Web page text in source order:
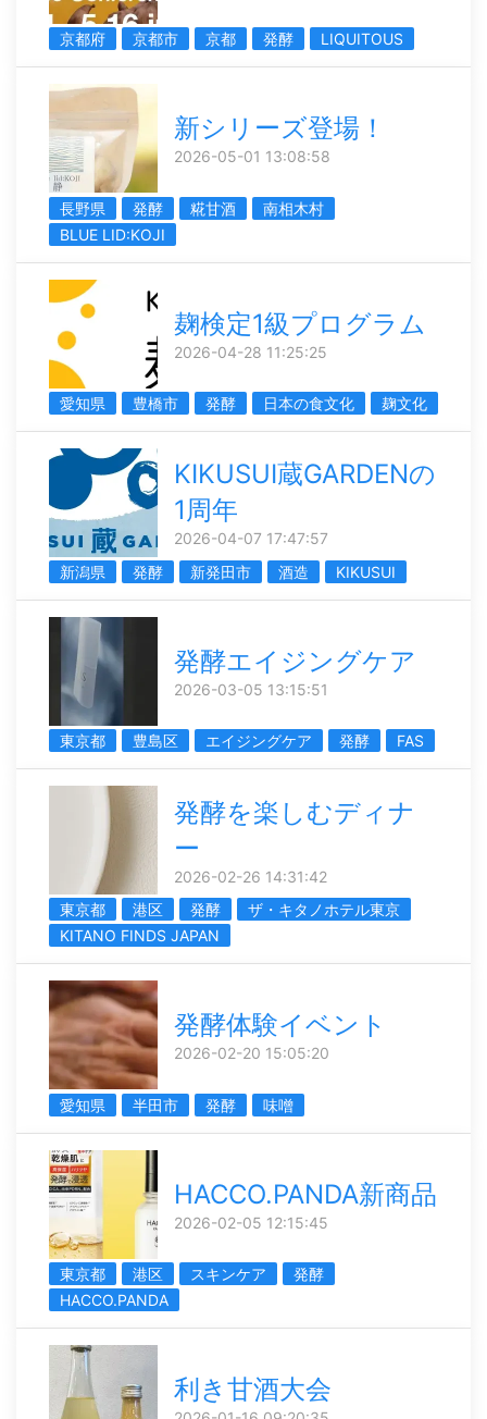
京都府 京都市 京都 発酵 LIQUITOUS
新シリーズ登場！
2026-05-01 13:08:58
長野県 発酵 糀甘酒
南相木村
BLUE LID:KOJI
麹検定1級プログラム
2026-04-28 11:25:25
愛知県 豊橋市 発酵 日本の食文化 麹文化
KIKUSUI蔵GARDENの
1周年
2026-04-07 17:47:57
新潟県
発酵 新発田市 酒造 KIKUSUI
発酵エイジングケア
2026-03-05 13:15:51
東京都 豊島区 エイジングケア 発酵 FAS
発酵を楽しむディナ
ー
2026-02-26 14:31:42
東京都
港区 発酵
ザ・キタノホテル東京
KITANO FINDS JAPAN
発酵体験イベント
2026-02-20 15:05:20
愛知県 半田市 発酵 味噌
HACCO.PANDA新商品
2026-02-05 12:15:45
東京都 港区 スキンケア
発酵
HACCO.PANDA
利き甘酒大会